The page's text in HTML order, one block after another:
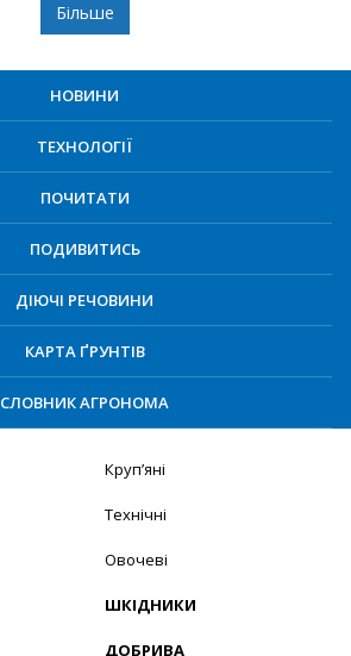
Більше
НОВИНИ
ТЕХНОЛОГІЇ
ПОЧИТАТИ
ПОДИВИТИСЬ
ДІЮЧІ РЕЧОВИНИ
КАРТА ҐРУНТІВ
СЛОВНИК АГРОНОМА
Круп’яні
Технічні
Овочеві
ШКІДНИКИ
ДОБРИВА